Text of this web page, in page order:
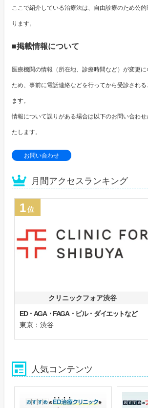
ここで紹介している治療法は、自由診療のため公
ります。
■掲載情報について
医療機関の情報（所在地、診療時間など）が変更
ため、事前に電話連絡などを行ってから受診され
ます。
情報について誤りがある場合は以下のお問い合わ
たします。
お問い合わせ
月間アクセスランキング
1位
クリニックフォア渋谷
ED・AGA・FAGA・ピル・ダイエットなど
東京：渋谷
人気コンテンツ